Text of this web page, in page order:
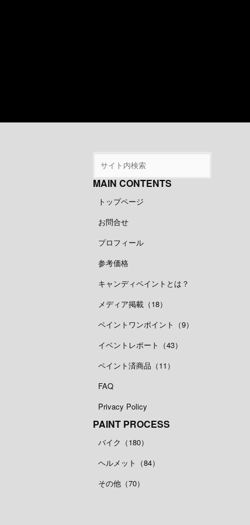
MAIN CONTENTS
トップページ
お問合せ
プロフィール
参考価格
キャンディペイントとは？
メディア掲載（18）
ペイントワンポイント（9）
イベントレポート（43）
ペイント済商品（11）
FAQ
Privacy Policy
PAINT PROCESS
バイク（180）
ヘルメット（84）
その他（70）